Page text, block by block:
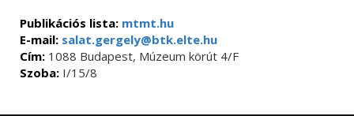
Publikációs lista: mtmt.hu
E-mail: salat.gergely@btk.elte.hu
Cím: 1088 Budapest, Múzeum körút 4/F
Szoba: I/15/8